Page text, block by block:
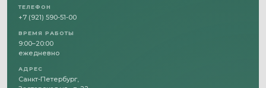
ТЕЛЕФОН
+7 (921) 590-51-00
ВРЕМЯ РАБОТЫ
9:00–20:00
ежедневно
АДРЕС
Санкт-Петербург,